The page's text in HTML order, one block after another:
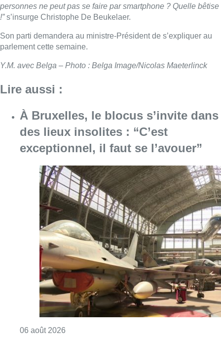
personnes ne peut pas se faire par smartphone ? Quelle bêtise
!”s’insurge Christophe De Beukelaer.
Son parti demandera au ministre-Président de s’expliquer au
parlement cette semaine.
Y.M. avec Belga – Photo : Belga Image/Nicolas Maeterlinck
Lire aussi :
À Bruxelles, le blocus s’invite dans
des lieux insolites : “C’est
exceptionnel, il faut se l’avouer”
06 août 2026